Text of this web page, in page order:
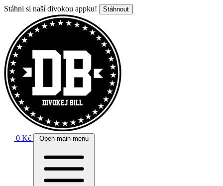
Stáhni si naší divokou appku! Stáhnout
0 Kč Open main menu